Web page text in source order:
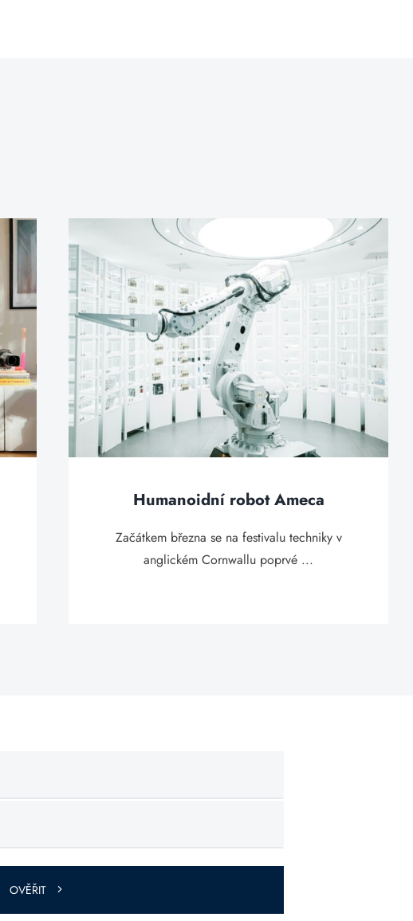
Humanoidní robot Ameca
Začátkem března se na festivalu techniky v
anglickém Cornwallu poprvé ...
OVĚŘIT